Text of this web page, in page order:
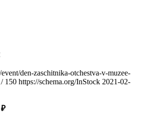
den-zaschitnika-otchestva-v-muzee-
150 https://schema.org/InStock 2021-02-
₽